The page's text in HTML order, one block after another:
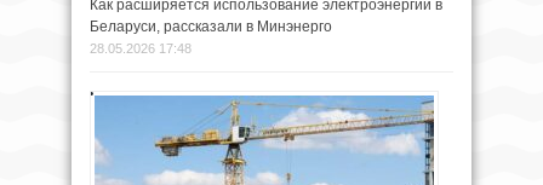
Как расширяется использование электроэнергии в
Беларуси, рассказали в Минэнерго
28.05.2026 17:48